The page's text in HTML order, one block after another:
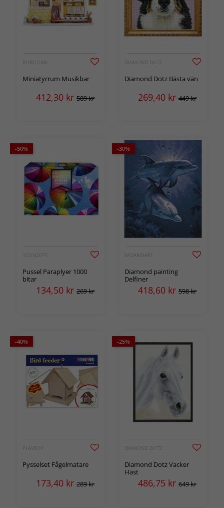
ROBOTIME
Miniatyrrum Musikbar
412,30 kr 589 kr
DIAMOND DOTZ
Diamond Dotz Bästa vän
269,40 kr 449 kr
-50%
1CONZEPT
Pussel Paraplyer 1000
bitar
134,50 kr 269 kr
-30%
WIZARDIART
Diamond painting
Delfiner
418,60 kr 598 kr
-40%
PLAYBOX
Pysselset Fågelmatare
173,40 kr 289 kr
-25%
DIAMOND DOTZ
Diamond Dotz Vacker
Häst
486,75 kr 649 kr